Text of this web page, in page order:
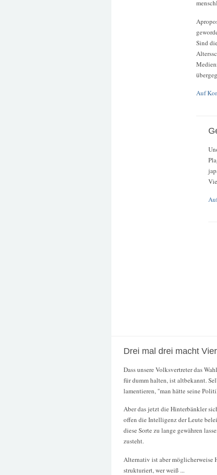
Sind
Auf
Drei mal drei macht
Dass unsere Volksvertreter das
für dumm halten, ist altbekannt.
lamentieren, "man hätte seine
Aber das jetzt die Hinterbänkler
offen die Intelligenz der Leute
diese Sorte zu lange gewähren
zusteht.
Alternativ ist aber möglicherweise
strukturiert, wer weiß ...